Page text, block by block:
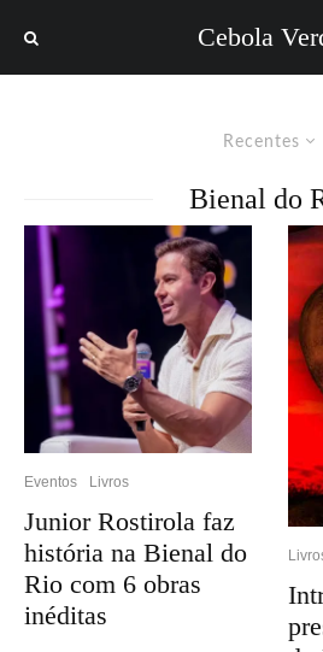
Cebola
Recentes
Bienal do
Eventos Livros
Junior Rostirola faz
história na Bienal do
Rio com 6 obras
inéditas